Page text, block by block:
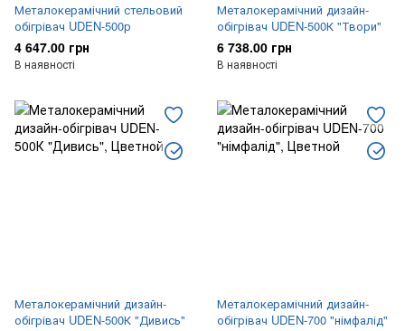
Металокерамічний стельовий
обігрівач UDEN-500р
4 647.00 грн
В наявності
Металокерамічний дизайн-
обігрівач UDEN-500К "Твори"
6 738.00 грн
В наявності
Металокерамічний дизайн-
обігрівач UDEN-500К "Дивись"
Металокерамічний дизайн-
обігрівач UDEN-700 "німфалід"